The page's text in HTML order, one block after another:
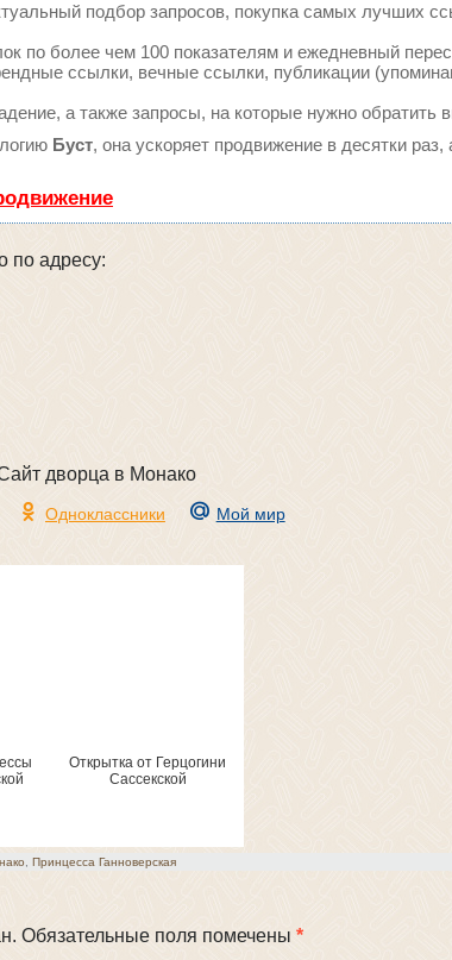
подбор запросов, покупка самых лучших
по более чем 100 показателям и ежедневный
ссылки, вечные ссылки, публикации
а также запросы, на которые нужно обратить
Буст, она ускоряет продвижение в десятки
по адресу:
дворца в Монако
Одноклассники
Мой мир
Открытка от Герцогини
Сассекской
Принцесса Ганноверская
Обязательные поля помечены *